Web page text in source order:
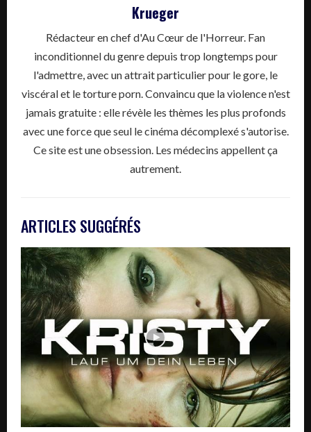
Krueger
Rédacteur en chef d'Au Cœur de l'Horreur. Fan
inconditionnel du genre depuis trop longtemps pour
l'admettre, avec un attrait particulier pour le gore, le
viscéral et le torture porn. Convaincu que la violence n'est
jamais gratuite : elle révèle les thèmes les plus profonds
avec une force que seul le cinéma décomplexé s'autorise.
Ce site est une obsession. Les médecins appellent ça
autrement.
ARTICLES SUGGÉRÉS